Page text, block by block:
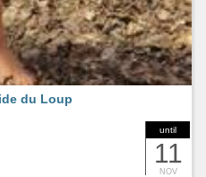
until
11
NOV
du Loup